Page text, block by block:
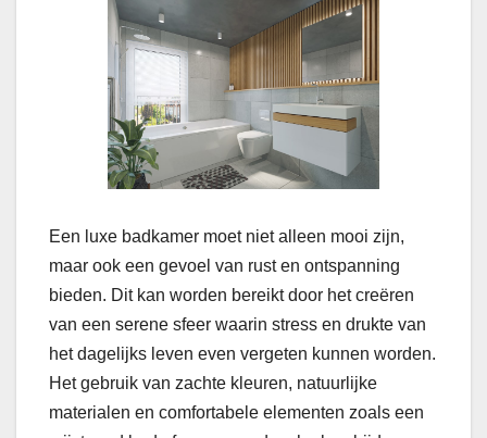
Een luxe badkamer moet niet alleen mooi zijn,
maar ook een gevoel van rust en ontspanning
bieden. Dit kan worden bereikt door het creëren
van een serene sfeer waarin stress en drukte van
het dagelijks leven even vergeten kunnen worden.
Het gebruik van zachte kleuren, natuurlijke
materialen en comfortabele elementen zoals een